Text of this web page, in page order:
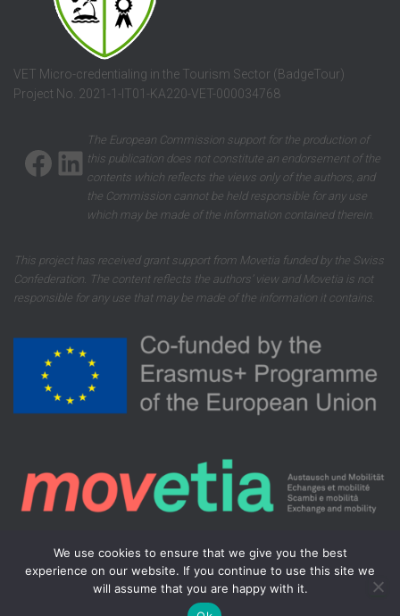
VET Micro-credentialing in the Tourism Sector (BadgeTour)
Project No. 2021-1-IT01-KA220-VET-000034768
FACEBOOK LINKEDIN
The European Commission support for the production of
this publication does not constitute an endorsement of the
contents which reflects the views only of the authors, and
the Commission cannot be held responsible for any use
which may be made of the information contained therein.
This project has received grant support from Movetia funded by the Swiss
Confederation. The content reflects the authors’ view and Movetia is not
responsible for any use that may be made of the information it contains.
Hestia | Sviluppato da
We use cookies to ensure that we give you the best
experience on our website. If you continue to use this site we
will assume that you are happy with it.